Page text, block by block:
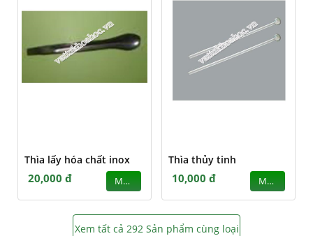
Thìa lấy hóa chất inox
20,000 đ MUA
Thìa thủy tinh
10,000 đ MUA
Xem tất cả 292 Sản phẩm cùng loại